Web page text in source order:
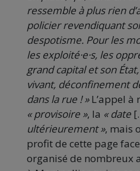
ressemble à plus rien
policier revendiquant
despotisme. Pour les
les exploité·e·s, les
grand capital et son
vivant, déconfinement
dans la rue ! »L’appel à
« provisoire », la « date
ultérieurement », mais
profit de cette page
organisé de nombreux